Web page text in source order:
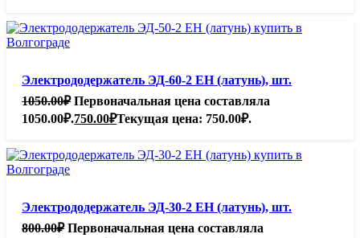
Электрододержатель ЭД-60-2 ЕН (латунь), шт.
1050.00₽ Первоначальная цена составляла
1050.00₽.750.00₽Текущая цена: 750.00₽.
Электрододержатель ЭД-30-2 ЕН (латунь), шт.
800.00₽ Первоначальная цена составляла